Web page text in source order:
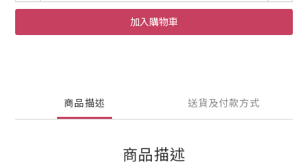
加入購物車
商品描述 送貨及付款方式
商品描述